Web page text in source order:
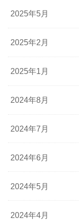
2025年5月
2025年2月
2025年1月
2024年8月
2024年7月
2024年6月
2024年5月
2024年4月